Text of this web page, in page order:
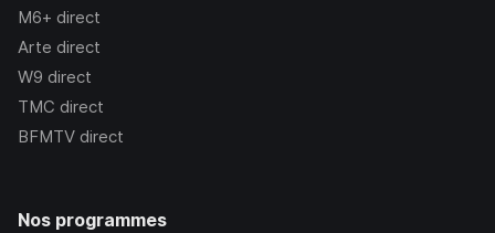
M6+ direct
Arte direct
W9 direct
TMC direct
BFMTV direct
Nos programmes